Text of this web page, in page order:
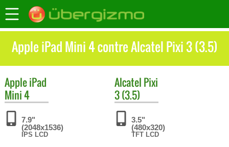
Apple iPad Mini 4 contre Alcatel Pixi 3 (3.5)
AppleiPad
Mini 4
7.9"
(2048x1536)
IPS LCD
Alcatel Pixi
3 (3.5)
3.5"
(480x320)
TFT LCD